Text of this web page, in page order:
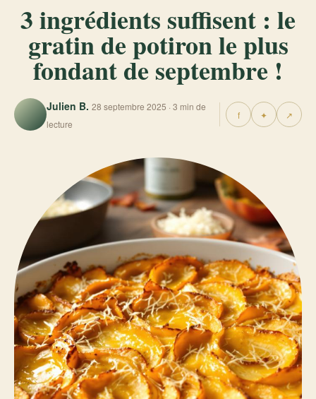
3 ingrédients suffisent : le
gratin de potiron le plus
fondant de septembre !
Julien B. 28 septembre 2025 · 3 min de
lecture
f ✦ ↗